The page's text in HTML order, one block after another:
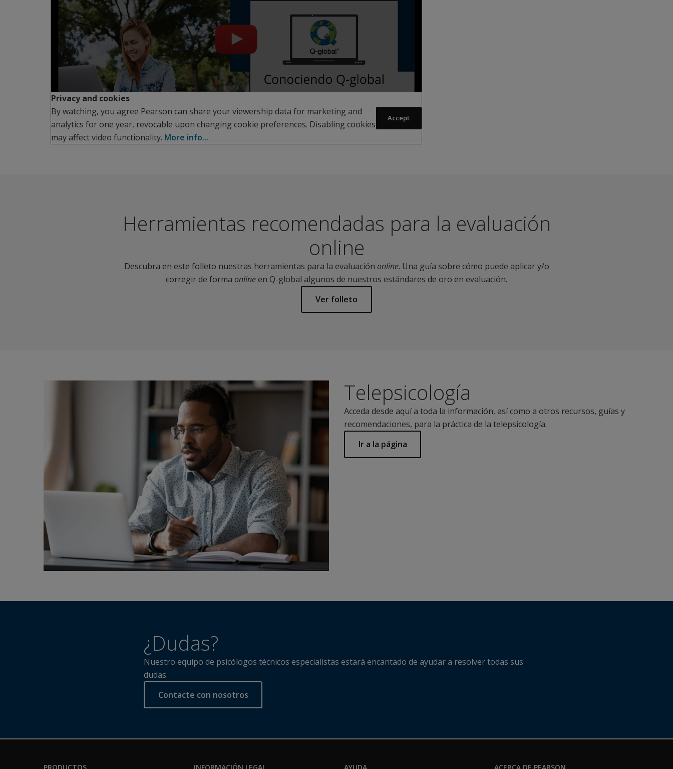
Privacy and cookies
By watching, you agree Pearson can share your viewership data for marketing and
analytics for one year, revocable upon changing cookie preferences. Disabling cookies
may affect video functionality. More info...
Accept
Herramientas recomendadas para la evaluación
online
Descubra en este folleto nuestras herramientas para la evaluación online. Una guía sobre cómo puede aplicar y/o
corregir de forma onlineen Q-global algunos de nuestros estándares de oro en evaluación.
Ver folleto
Telepsicología
Acceda desde aquí a toda la información, así como a otros recursos, guías y
recomendaciones, para la práctica de la telepsicología.
Ir a la página
¿Dudas?
Nuestro equipo de psicólogos técnicos especialistas estará encantado de ayudar a resolver todas sus
dudas.
Contacte con nosotros